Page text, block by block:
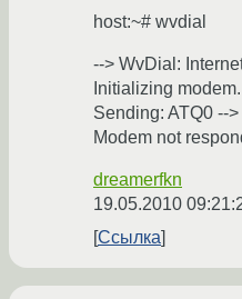
host:~# wvdial
--> WvDial:
Initializing
Sending: ATQ0 --
Modem not
dreamerfkn
19.05.2010
Ссылка